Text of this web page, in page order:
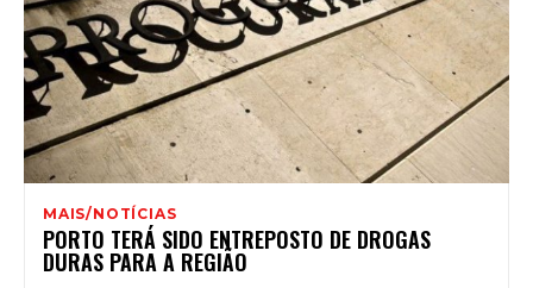
MAIS/NOTÍCIAS
PORTO TERÁ SIDO ENTREPOSTO DE DROGAS
DURAS PARA A REGIÃO